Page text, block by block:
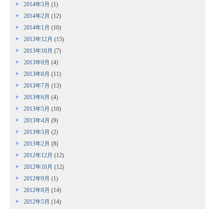
2014年3月(1)
2014年2月(12)
2014年1月(10)
2013年12月(15)
2013年10月(7)
2013年9月(4)
2013年8月(11)
2013年7月(13)
2013年6月(4)
2013年5月(10)
2013年4月(9)
2013年3月(2)
2013年2月(8)
2012年12月(12)
2012年10月(12)
2012年9月(1)
2012年8月(14)
2012年5月(14)